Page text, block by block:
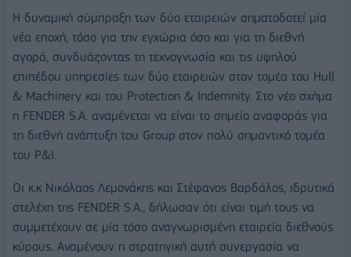
Η δυναμική σύμπραξη των δύο εταιρειών σηματοδοτεί μία
νέα εποχή, τόσο για την εγχώρια όσο και για τη διεθνή
αγορά, συνδυάζοντας τη τεχνογνωσία και τις υψηλού
επιπέδου υπηρεσίες των δύο εταιρειών στον τομέα του Hull
& Machinery και του Protection & Indemnity. Στο νέο σχήμα
η FENDER S.A. αναμένεται να είναι το σημείο αναφοράς για
τη διεθνή ανάπτυξη του Group στον πολύ σημαντικό τομέα
του P&I.
Οι κ.κ Νικόλαος Λεμονάκης και Στέφανος Βαρδάλος, ιδρυτικά
στελέχη της FENDER S.A., δήλωσαν ότι είναι τιμή τους να
συμμετέχουν σε μία τόσο αναγνωρισμένη εταιρεία διεθνούς
κύρους. Αναμένουν η στρατηγική αυτή συνεργασία να